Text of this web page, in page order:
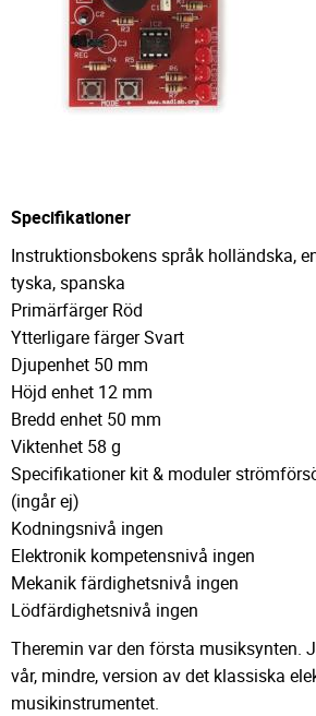
Specifikationer
Instruktionsbokens språk holländska,
tyska, spanska
Primärfärger Röd
Ytterligare färger Svart
Djupenhet 50 mm
Höjd enhet 12 mm
Bredd enhet 50 mm
Viktenhet 58 g
Specifikationer kit & moduler
(ingår ej)
Kodningsnivå ingen
Elektronik kompetensnivå ingen
Mekanik färdighetsnivå ingen
Lödfärdighetsnivå ingen
Theremin var den första musiksynten.
vår, mindre, version av det klassiska
musikinstrumentet.